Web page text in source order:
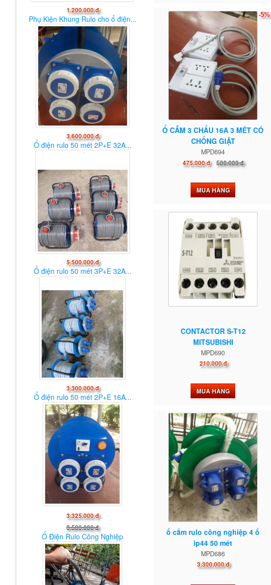
-5%
Ổ CẮM 3 CHẤU 16A 3 MÉT CÓ
CHỐNG GIẬT
MPD694
475.000 đ 500.000 đ
MUA HÀNG
CONTACTOR S-T12
MITSUBISHI
MPD690
210.000 đ
MUA HÀNG
ổ cắm rulo công nghiệp 4 ổ
ip44 50 mét
MPD686
3.300.000 đ
1.200.000 đ
Phụ Kiện Khung Rulo cho ổ điện...
3.600.000 đ
Ổ điện rulo 50 mét 2P+E 32A...
5.500.000 đ
Ổ điện rulo 50 mét 3P+E 32A...
3.300.000 đ
Ổ điện rulo 50 mét 2P+E 16A...
3.325.000 đ
3.500.000 đ
Ổ Điện Rulo Công Nghiệp